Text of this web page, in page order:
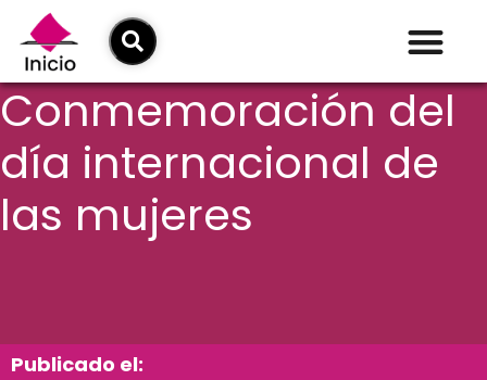
Conmemoración del
día internacional de
las mujeres
Publicado el: